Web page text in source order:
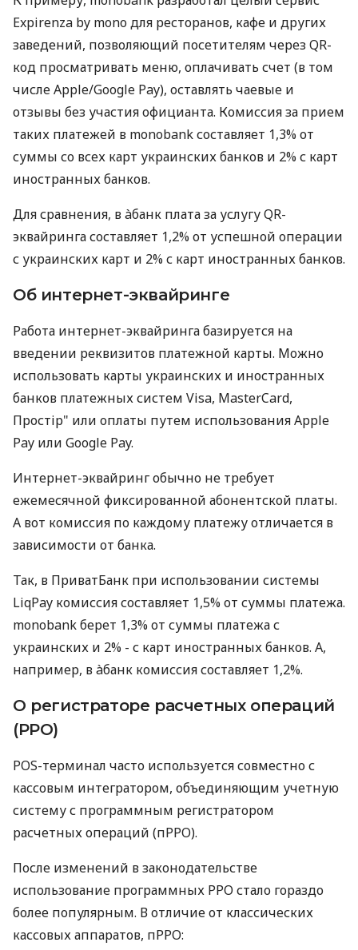
Expirenza by mono для ресторанов, кафе и других
заведений, позволяющий посетителям через QR-
код просматривать меню, оплачивать счет (в том
числе Apple/Google Pay), оставлять чаевые и
отзывы без участия официанта. Комиссия за прием
таких платежей в monobank составляет 1,3% от
суммы со всех карт украинских банков и 2% с карт
иностранных банков.
Для сравнения, в àбанк плата за услугу QR-
эквайринга составляет 1,2% от успешной операции
с украинских карт и 2% с карт иностранных банков.
Об интернет-эквайринге
Работа интернет-эквайринга базируется на
введении реквизитов платежной карты. Можно
использовать карты украинских и иностранных
банков платежных систем Visa, MasterCard,
Простір" или оплаты путем использования Apple
Pay или Google Pay.
Интернет-эквайринг обычно не требует
ежемесячной фиксированной абонентской платы.
А вот комиссия по каждому платежу отличается в
зависимости от банка.
Так, в ПриватБанк при использовании системы
LiqPay комиссия составляет 1,5% от суммы платежа.
monobank берет 1,3% от суммы платежа с
украинских и 2% - с карт иностранных банков. А,
например, в àбанк комиссия составляет 1,2%.
О регистраторе расчетных операций
(РРО)
POS-терминал часто используется совместно с
кассовым интегратором, объединяющим учетную
систему с программным регистратором
расчетных операций (пРРО).
После изменений в законодательстве
использование программных РРО стало гораздо
более популярным. В отличие от классических
кассовых аппаратов, пРРО: